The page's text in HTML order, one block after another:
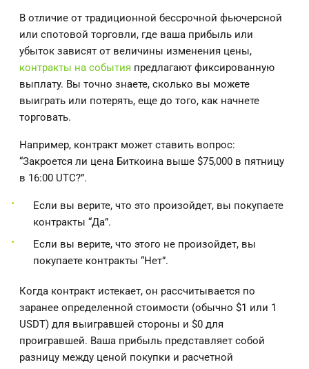
В отличие от традиционной бессрочной фьючерсной
или спотовой торговли, где ваша прибыль или
убыток зависят от величины изменения цены,
контракты на события предлагают фиксированную
выплату. Вы точно знаете, сколько вы можете
выиграть или потерять, еще до того, как начнете
торговать.
Например, контракт может ставить вопрос:
“Закроется ли цена Биткоина выше $75,000 в пятницу
в 16:00 UTC?”.
Если вы верите, что это произойдет, вы покупаете
контракты “Да”.
Если вы верите, что этого не произойдет, вы
покупаете контракты “Нет”.
Когда контракт истекает, он рассчитывается по
заранее определенной стоимости (обычно $1 или 1
USDT) для выигравшей стороны и $0 для
проигравшей. Ваша прибыль представляет собой
разницу между ценой покупки и расчетной